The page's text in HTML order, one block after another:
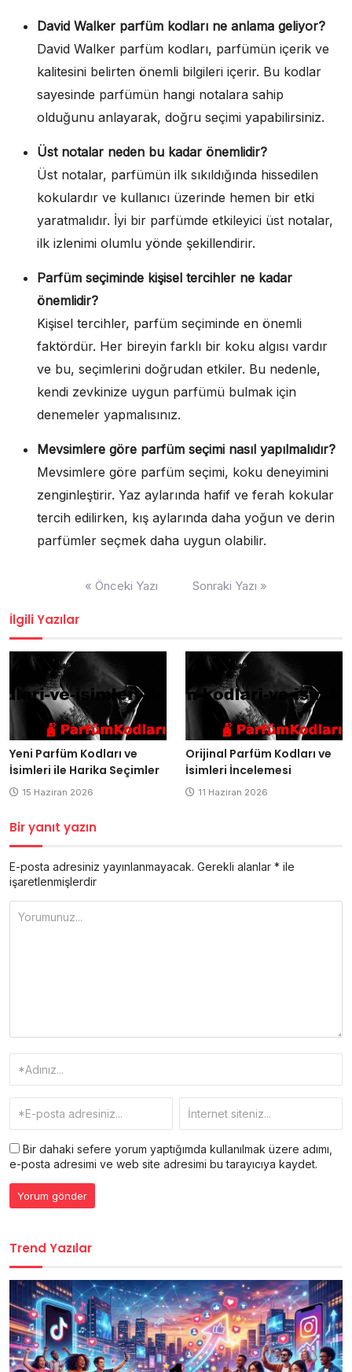
David Walker parfüm kodları ne anlama geliyor?
David Walker parfüm kodları, parfümün içerik ve
kalitesini belirten önemli bilgileri içerir. Bu kodlar
sayesinde parfümün hangi notalara sahip
olduğunu anlayarak, doğru seçimi yapabilirsiniz.
Üst notalar neden bu kadar önemlidir?
Üst notalar, parfümün ilk sıkıldığında hissedilen
kokulardır ve kullanıcı üzerinde hemen bir etki
yaratmalıdır. İyi bir parfümde etkileyici üst notalar,
ilk izlenimi olumlu yönde şekillendirir.
Parfüm seçiminde kişisel tercihler ne kadar
önemlidir?
Kişisel tercihler, parfüm seçiminde en önemli
faktördür. Her bireyin farklı bir koku algısı vardır
ve bu, seçimlerini doğrudan etkiler. Bu nedenle,
kendi zevkinize uygun parfümü bulmak için
denemeler yapmalısınız.
Mevsimlere göre parfüm seçimi nasıl yapılmalıdır?
Mevsimlere göre parfüm seçimi, koku deneyimini
zenginleştirir. Yaz aylarında hafif ve ferah kokular
tercih edilirken, kış aylarında daha yoğun ve derin
parfümler seçmek daha uygun olabilir.
« Önceki Yazı Sonraki Yazı »
İlgili Yazılar
Yeni Parfüm Kodları ve
İsimleri ile Harika Seçimler
15 Haziran 2026
Orijinal Parfüm Kodları ve
İsimleri İncelemesi
11 Haziran 2026
Bir yanıt yazın
E-posta adresiniz yayınlanmayacak. Gerekli alanlar * ile
işaretlenmişlerdir
Bir dahaki sefere yorum yaptığımda kullanılmak üzere adımı,
e-posta adresimi ve web site adresimi bu tarayıcıya kaydet.
Trend Yazılar